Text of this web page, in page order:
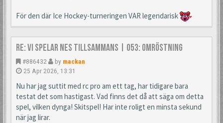
För den där Ice Hockey-turneringen VAR legendarisk
Re: Vi spelar NES tillsammans | 053: Omröstning
#886432 by mackan
25 Apr 2026, 13:31
Nu har jag suttit med rc pro am ett tag, har tidigare bara
testat det som hastigast. Vad finns det då att säga om detta
spel, vilken dynga! Skitspel! Har inte roligt en minsta sekund
när jag lirar.